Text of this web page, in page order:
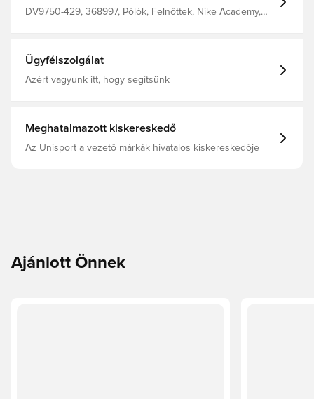
DV9750-429, 368997, Pólók, Felnőttek, Nike Academy,
Ügyfélszolgálat
Azért vagyunk itt, hogy segítsünk
Meghatalmazott kiskereskedő
Az Unisport a vezető márkák hivatalos kiskereskedője
Ajánlott Önnek